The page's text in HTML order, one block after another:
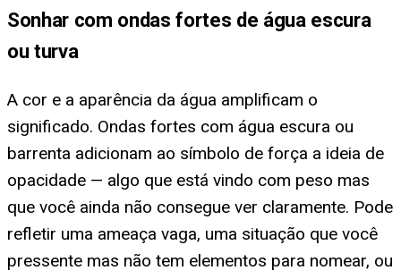
Sonhar com ondas fortes de água escura
ou turva
A cor e a aparência da água amplificam o
significado. Ondas fortes com água escura ou
barrenta adicionam ao símbolo de força a ideia de
opacidade — algo que está vindo com peso mas
que você ainda não consegue ver claramente. Pode
refletir uma ameaça vaga, uma situação que você
pressente mas não tem elementos para nomear, ou